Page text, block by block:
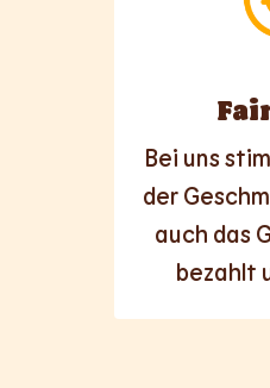
Bei uns
der
auch das
bezahlt